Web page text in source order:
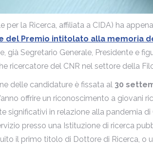
per la Ricerca, affiliata a CIDA) ha
del Premio intitolato alla memoria
già Segretario Generale, Presidente e
ricercatore del CNR nel settore della
delle candidature è fissata al 30
offrire un riconoscimento a giovani
significativi in relazione alla pandemia di
presso una Istituzione di ricerca
il primo titolo di Dottore di Ricerca, o